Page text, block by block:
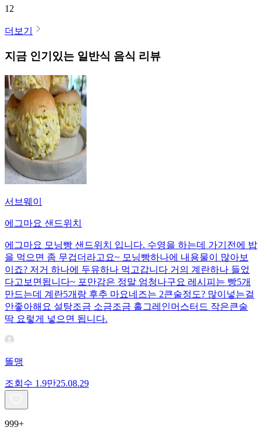
12
더보기
지금 인기있는 일반식 음식 리뷰
서브웨이
에그마요 샌드위치
에그마요 모닝빵 샌드위치 입니다. 수영을 하는데 가기전에 밥
을 먹으면 좀 무겁더라고요~ 모닝빵하나에 내용물이 많아보
이죠? 저거 하나에 두유하나 먹고갑니다 거의 계란하나 들었
다고보면됩니다~ 포만감은 정말 엄청나구요 레시피는 빵5개
만드는데 계란5개랑 후추 마요네즈는 2큰술정도? 많이넣는걸
안좋아해요 설탕조금 소금조금 홀그레인머스터드 작은큰술
딱 요렇게 넣으면 됩니다.
똘맹
조회수 1.9만25.08.29
999+